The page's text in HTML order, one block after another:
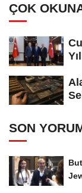
ÇOK
SON